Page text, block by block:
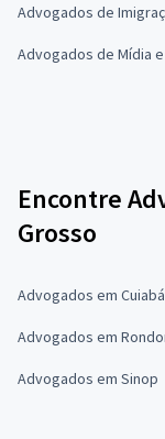
Advogados de
Advogados de Mídia
Encontre
Grosso
Advogados em Cuiabá
Advogados em
Advogados em Sinop